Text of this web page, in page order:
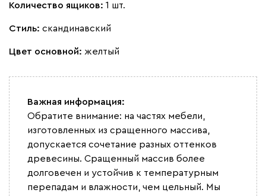
Количество ящиков: 1 шт.
Стиль: скандинавский
Цвет основной: желтый
Важная информация:
Обратите внимание: на частях мебели,
изготовленных из сращенного массива,
допускается сочетание разных оттенков
древесины. Сращенный массив более
долговечен и устойчив к температурным
перепадам и влажности, чем цельный. Мы